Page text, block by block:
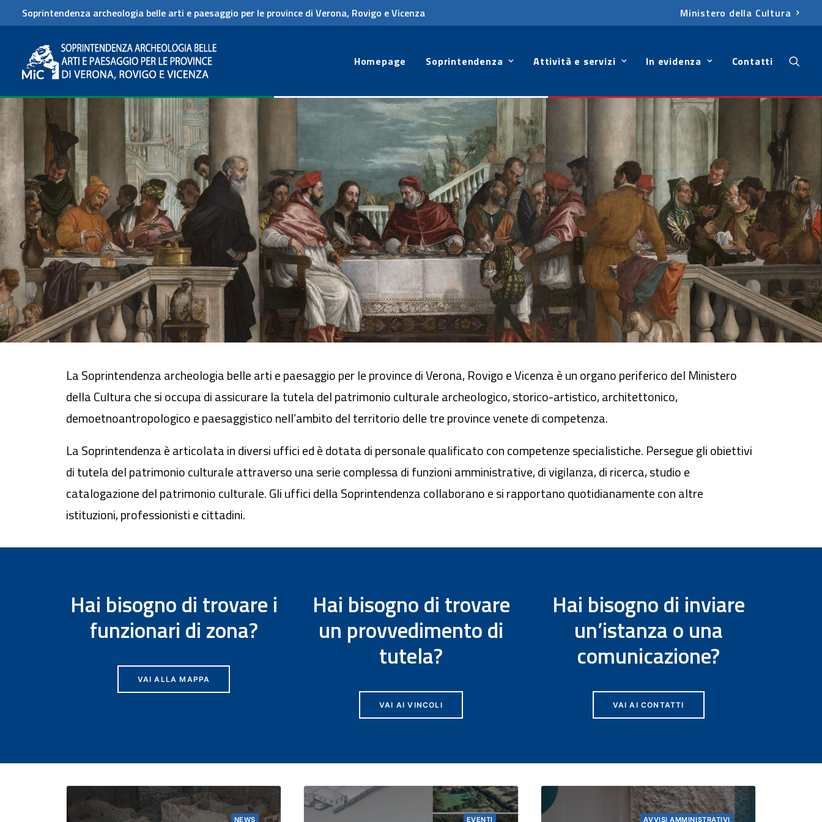
Soprintendenza archeologia belle arti e paesaggio per le province di Verona, Rovigo e Vicenza Ministero della Cultura
Homepage Soprintendenza Attività e servizi In evidenza Contatti
La Soprintendenza archeologia belle arti e paesaggio per le province di Verona, Rovigo e Vicenza è un organo periferico del Ministero
della Cultura che si occupa di assicurare la tutela del patrimonio culturale archeologico, storico-artistico, architettonico,
demoetnoantropologico e paesaggistico nell’ambito del territorio delle tre province venete di competenza.
La Soprintendenza è articolata in diversi uffici ed è dotata di personale qualificato con competenze specialistiche. Persegue gli obiettivi
di tutela del patrimonio culturale attraverso una serie complessa di funzioni amministrative, di vigilanza, di ricerca, studio e
catalogazione del patrimonio culturale. Gli uffici della Soprintendenza collaborano e si rapportano quotidianamente con altre
istituzioni, professionisti e cittadini.
Hai bisogno di trovare i
funzionari di zona?
VAI ALLA MAPPA
Hai bisogno di trovare
un provvedimento di
tutela?
VAI AI VINCOLI
Hai bisogno di inviare
un’istanza o una
comunicazione?
VAI AI CONTATTI
NEWS NEWS NEWS
EVENTI EVENTI EVENTI
AVVISI AMMINISTRATIVI AVVISI AMMINISTRATIVI AVVISI AMMINISTRATIVI